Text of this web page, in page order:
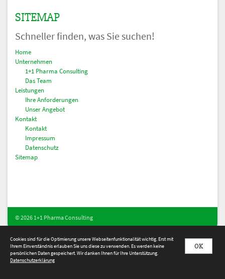
SITEMAP
Schneller finden, was Sie suchen!
Home
Unternehmen
1+1 Pharma Consulting
Das Team
Leistungen
Ihre Anforderungen
Unser Angebot
Kontakt
Kontakt
Impressum
Datenschutz
Sitemap
© 2026 1+1 Pharma Consulting
OK
Cookies sind für die Optimierung unsere Webseitenfunktionalität wichtig. Erst mit
Ihrem Einverständnis erlauben Sie uns diese zu verwenden. Es werden keine
persönlichen Daten gespeichert. Wir danken Ihnen für Ihre Unterstützung.
Datenschutzerklärung